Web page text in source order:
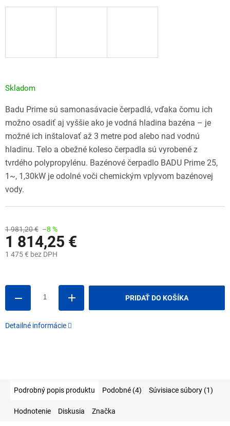
1 981,20 € –8 %
1 814,25 €
1 475 € bez DPH
Skladom
PRIDAŤ DO KOŠÍKA
Badu Prime sú samonasávacie čerpadlá, vďaka čomu ich
možno osadiť aj vyššie ako je vodná hladina bazéna – je
možné ich inštalovať až 3 metre pod alebo nad vodnú
hladinu. Telo a obežné koleso čerpadla sú vyrobené z
tvrdého polypropylénu. Bazénové čerpadlo BADU Prime 25,
1~, 1,30kW je odolné voči chemickým vplyvom bazénovej
vody.
Detailné informácie
Podrobný popis produktu Podobné (4) Súvisiace súbory (1)
Hodnotenie Diskusia Značka